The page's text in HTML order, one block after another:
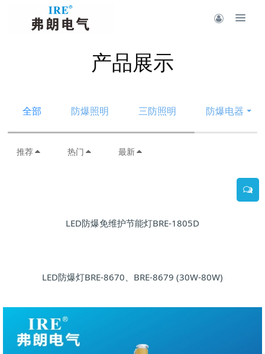
产品展示
全部 防爆照明 三防照明 防爆电器
推荐 热门 最新
LED防爆免维护节能灯BRE-1805D
LED防爆灯BRE-8670、BRE-8679 (30W-80W)